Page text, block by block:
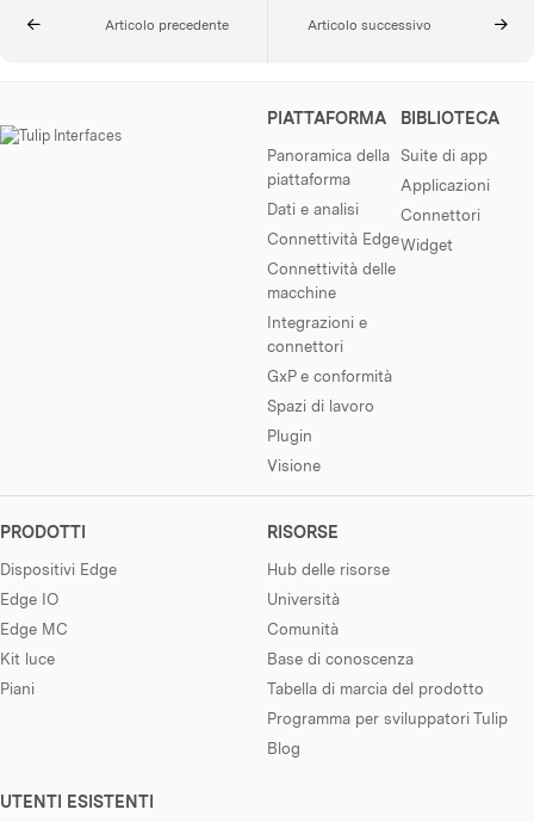
Articolo precedente Articolo successivo
PIATTAFORMA
Panoramica della
piattaforma
Dati e analisi
Connettività Edge
Connettività delle
macchine
Integrazioni e
connettori
GxP e conformità
Spazi di lavoro
Plugin
Visione
BIBLIOTECA
Suite di app
Applicazioni
Connettori
Widget
PRODOTTI
Dispositivi Edge
Edge IO
Edge MC
Kit luce
Piani
RISORSE
Hub delle risorse
Università
Comunità
Base di conoscenza
Tabella di marcia del prodotto
Programma per sviluppatori Tulip
Blog
UTENTI ESISTENTI